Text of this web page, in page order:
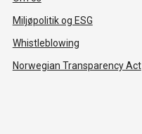
Miljøpolitik og ESG
Whistleblowing
Norwegian Transparency Act